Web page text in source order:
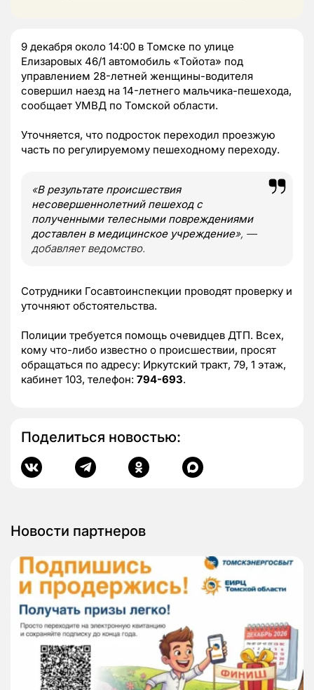
9 декабря около 14:00 в Томске по улице
Елизаровых 46/1 автомобиль «Тойота» под
управлением 28-летней женщины-водителя
совершил наезд на 14-летнего мальчика-пешехода,
сообщает УМВД по Томской области.
Уточняется, что подросток переходил проезжую
часть по регулируемому пешеходному переходу.
«В результате происшествия
несовершеннолетний пешеход с
полученными телесными повреждениями
доставлен в медицинское учреждение», —
добавляет ведомство.
Сотрудники Госавтоинспекции проводят проверку и
уточняют обстоятельства.
Полиции требуется помощь очевидцев ДТП. Всех,
кому что-либо известно о происшествии, просят
обращаться по адресу: Иркутский тракт, 79, 1 этаж,
кабинет 103, телефон: 794-693.
Поделиться новостью:
Новости партнеров